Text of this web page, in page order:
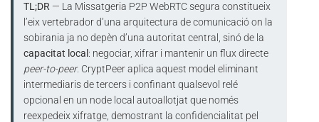
TL;DR — La Missatgeria P2P WebRTC segura constitueix
l’eix vertebrador d’una arquitectura de comunicació on la
sobirania ja no depèn d’una autoritat central, sinó de la
capacitat local : negociar, xifrar i mantenir un flux directe
peer-to-peer. CryptPeer aplica aquest model eliminant
intermediaris de tercers i confinant qualsevol relé
opcional en un node local autoallotjat que només
reexpedeix xifratge, demostrant la confidencialitat pel